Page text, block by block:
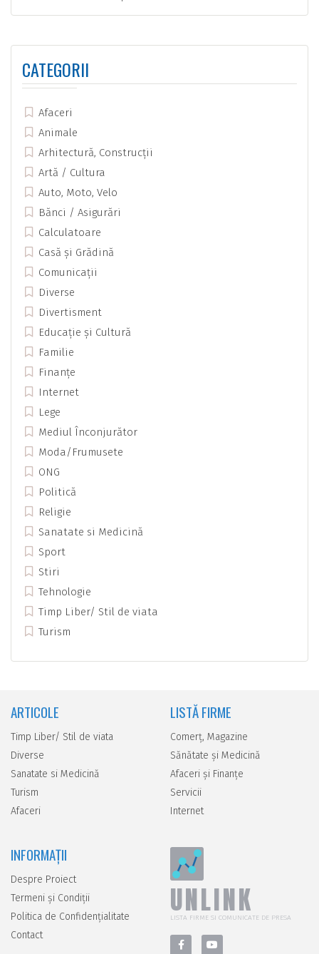
CATEGORII
Afaceri
Animale
Arhitectură, Construcții
Artă / Cultura
Auto, Moto, Velo
Bănci / Asigurări
Calculatoare
Casă și Grădină
Comunicații
Diverse
Divertisment
Educație și Cultură
Familie
Finanțe
Internet
Lege
Mediul Înconjurător
Moda/Frumusete
ONG
Politică
Religie
Sanatate si Medicină
Sport
Stiri
Tehnologie
Timp Liber/ Stil de viata
Turism
ARTICOLE
Timp Liber/ Stil de viata
Diverse
Sanatate si Medicină
Turism
Afaceri
LISTĂ FIRME
Comerţ, Magazine
Sănătate şi Medicină
Afaceri şi Finanţe
Servicii
Internet
INFORMAȚII
Despre Proiect
Termeni și Condiții
Politica de Confidențialitate
Contact
UNLINK
LISTA FIRME SI COMUNICATE DE PRESA